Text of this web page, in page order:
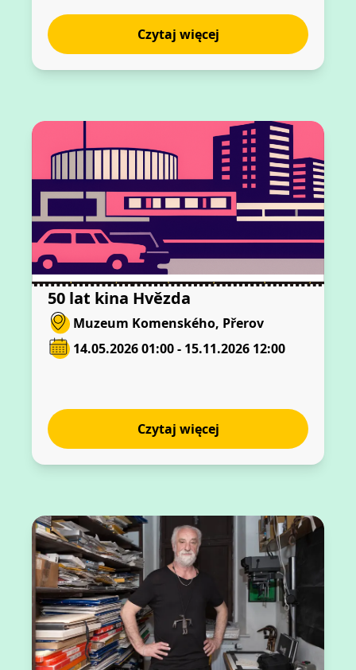
Czytaj więcej
50 lat kina Hvězda
Muzeum Komenského, Přerov
14.05.2026 01:00 - 15.11.2026 12:00
Czytaj więcej